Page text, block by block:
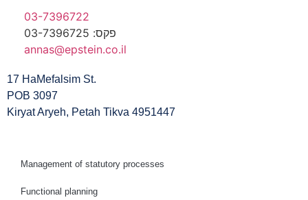
03-7396722
פקס: 03-7396725
annas@epstein.co.il
17 HaMefalsim St.
POB 3097
Kiryat Aryeh, Petah Tikva 4951447
Management of statutory processes
Functional planning